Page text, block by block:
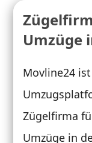
Umzüge
Movline24
Zügelfirma
Umzüge in